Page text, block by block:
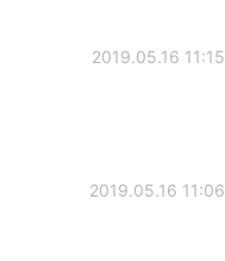
2019.05.16 11:15
2019.05.16 11:06